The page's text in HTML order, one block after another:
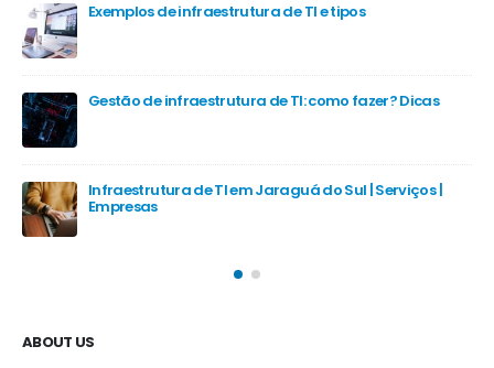
Exemplos de infraestrutura de TI e tipos
Gestão de infraestrutura de TI: como fazer? Dicas
Infraestrutura de TI em Jaraguá do Sul | Serviços |
Empresas
ABOUT US